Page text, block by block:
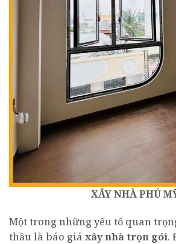
XÂY NHÀ PHÚ
Một trong những yếu tố quan
thầu là báo giá xây nhà trọn gói.